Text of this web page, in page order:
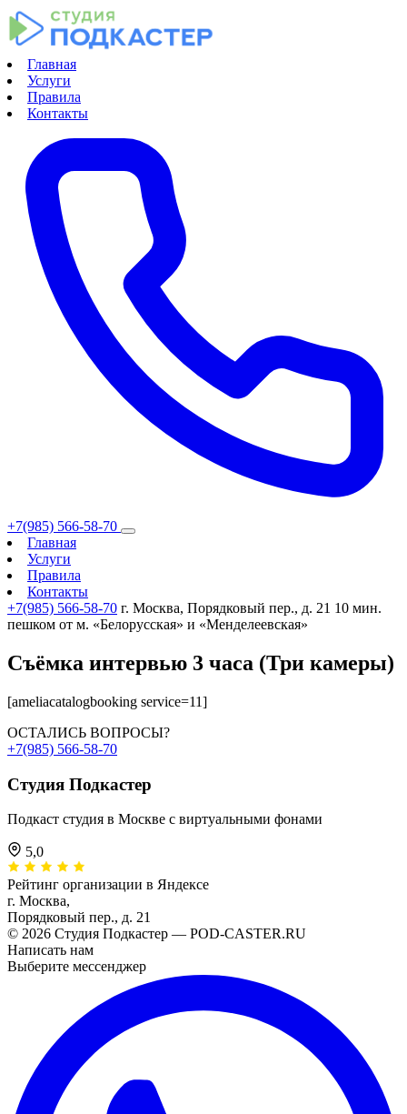
Главная
Услуги
Правила
Контакты
+7(985) 566-58-70
Главная
Услуги
Правила
Контакты
+7(985) 566-58-70 г. Москва, Порядковый пер., д. 21 10 мин.
пешком от м. «Белорусская» и «Менделеевская»
Съёмка интервью 3 часа (Три камеры)
[ameliacatalogbooking service=11]
ОСТАЛИСЬ ВОПРОСЫ?
+7(985) 566-58-70
Студия Подкастер
Подкаст студия в Москве с виртуальными фонами
5,0
Рейтинг организации в Яндексе
г. Москва,
Порядковый пер., д. 21
© 2026 Студия Подкастер — POD-CASTER.RU
Написать нам
Выберите мессенджер